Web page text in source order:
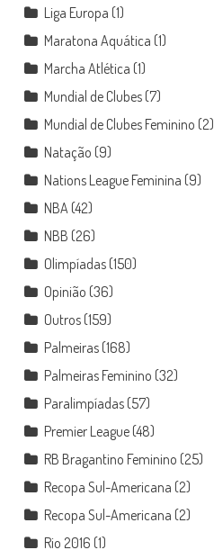
Liga Europa (1)
Maratona Aquática (1)
Marcha Atlética (1)
Mundial de Clubes(7)
Mundial de Clubes Feminino (2)
Natação (9)
Nations League Feminina (9)
NBA(42)
NBB (26)
Olimpíadas(150)
Opinião (36)
Outros(159)
Palmeiras(168)
Palmeiras Feminino (32)
Paralimpíadas(57)
Premier League(48)
RB Bragantino Feminino (25)
Recopa Sul-Americana (2)
Recopa Sul-Americana (2)
Rio 2016 (1)